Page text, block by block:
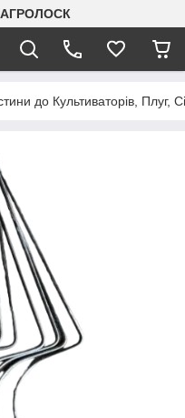
АГРОЛОСК
до Культиваторів, Плуг,